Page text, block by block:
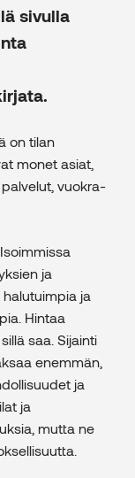
sivulla
on tilan
monet asiat,
vuokra-
ja
ja
Hintaa
saa. Sijainti
enemmän,
ja
ja
mutta ne